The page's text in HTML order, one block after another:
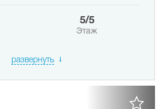
5/5
Этаж
развернуть